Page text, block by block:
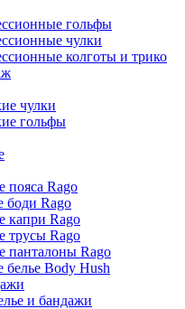
гольфы
чулки
колготы и трико
чулки
гольфы
пояса Rago
боди Rago
капри Rago
трусы Rago
панталоны Rago
Body Hush
и бандажи